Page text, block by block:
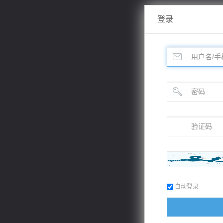
登录
自动登录